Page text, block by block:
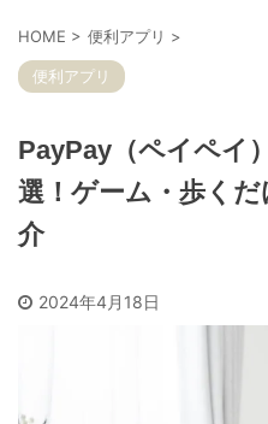
HOME > 便利アプリ >
便利アプリ
PayPay（ペイペイ
選！ゲーム・歩く
介
2024年4月18日